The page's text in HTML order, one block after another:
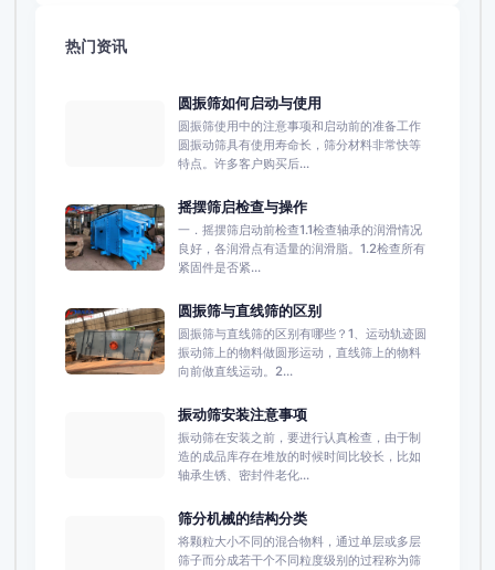
热门资讯
圆振筛如何启动与使用
圆振筛使用中的注意事项和启动前的准备工作
圆振动筛具有使用寿命长，筛分材料非常快等
特点。许多客户购买后...
摇摆筛启检查与操作
一．摇摆筛启动前检查1.1检查轴承的润滑情况
良好，各润滑点有适量的润滑脂。1.2检查所有
紧固件是否紧...
圆振筛与直线筛的区别
圆振筛与直线筛的区别有哪些？1、运动轨迹圆
振动筛上的物料做圆形运动，直线筛上的物料
向前做直线运动。2...
振动筛安装注意事项
振动筛在安装之前，要进行认真检查，由于制
造的成品库存在堆放的时候时间比较长，比如
轴承生锈、密封件老化...
筛分机械的结构分类
将颗粒大小不同的混合物料，通过单层或多层
筛子而分成若干个不同粒度级别的过程称为筛